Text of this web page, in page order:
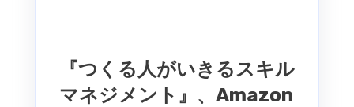
『つくる人がいきるスキル
マネジメント』、Amazon